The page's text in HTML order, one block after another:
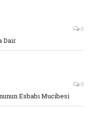
0
Dair
0
Esbabı Mucibesi